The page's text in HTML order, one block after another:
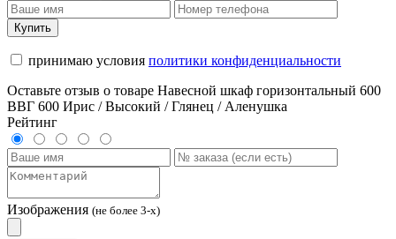
Купить
принимаю условия политики конфиденциальности
Оставьте отзыв о товаре Навесной шкаф горизонтальный 600
ВВГ 600 Ирис / Высокий / Глянец / Аленушка
Рейтинг
Изображения (не более 3-х)